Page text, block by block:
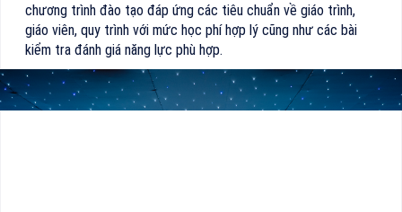
chương trình đào tạo đáp ứng các tiêu chuẩn về giáo trình,
giáo viên, quy trình với mức học phí hợp lý cũng như các bài
kiểm tra đánh giá năng lực phù hợp.